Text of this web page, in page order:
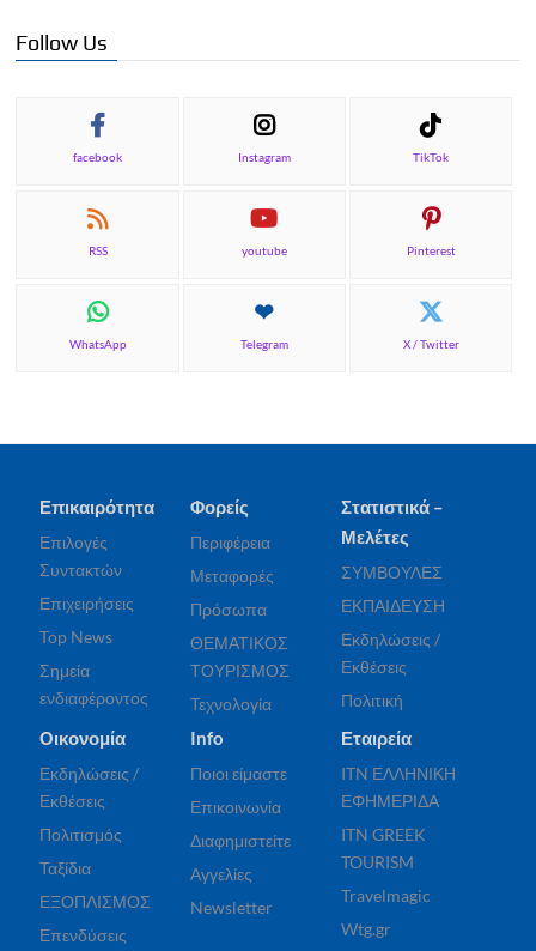
Follow Us
facebook Instagram TikTok
RSS youtube Pinterest
WhatsApp Telegram X / Twitter
Επικαιρότητα
Επιλογές
Συντακτών
Επιχειρήσεις
Top News
Σημεία
ενδιαφέροντος
Φορείς
Περιφέρεια
Μεταφορές
Πρόσωπα
ΘΕΜΑΤΙΚΟΣ
ΤΟΥΡΙΣΜΟΣ
Τεχνολογία
Στατιστικά –
Μελέτες
ΣΥΜΒΟΥΛΕΣ
ΕΚΠΑΙΔΕΥΣΗ
Εκδηλώσεις /
Εκθέσεις
Πολιτική
Οικονομία
Εκδηλώσεις /
Εκθέσεις
Πολιτισμός
Ταξίδια
ΕΞΟΠΛΙΣΜΟΣ
Επενδύσεις
Info
Ποιοι είμαστε
Επικοινωνία
Διαφημιστείτε
Αγγελίες
Newsletter
Εταιρεία
ITN ΕΛΛΗΝΙΚΗ
ΕΦΗΜΕΡΙΔΑ
ITN GREEK
TOURISM
Travelmagic
Wtg.gr